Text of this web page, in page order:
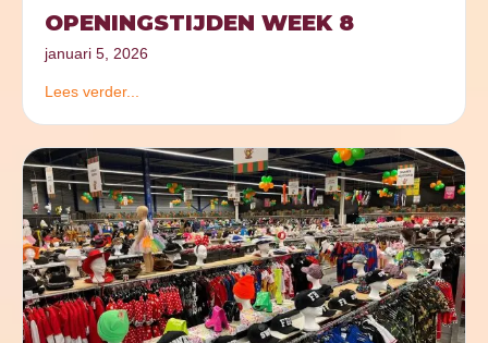
OPENINGSTIJDEN WEEK 8
januari 5, 2026
Lees verder...